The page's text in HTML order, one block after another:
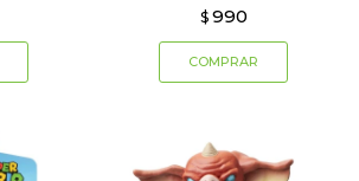
$ 990